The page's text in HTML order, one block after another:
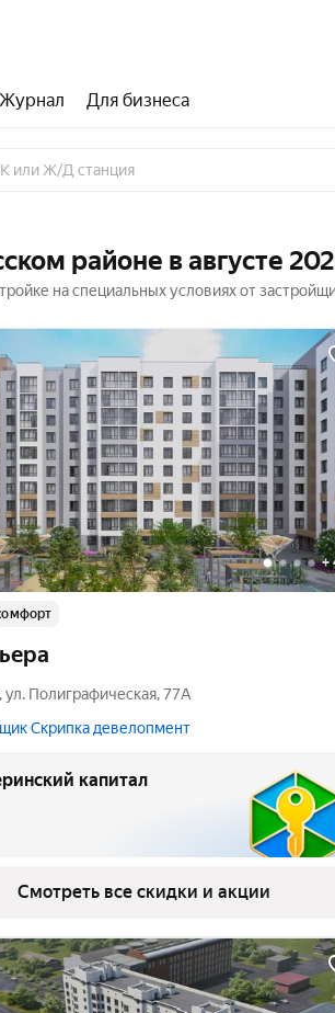
Журнал Для бизнеса
районе в августе
на специальных условиях от
+
,ул. Полиграфическая,77А
Скрипка девелопмент
капитал
Смотреть все скидки и акции